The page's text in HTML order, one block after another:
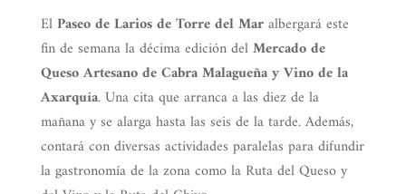
ElPaseo de Larios de Torre del Maralbergará este
fin de semana la décima edición delMercado de
Queso Artesano de Cabra Malagueña y Vino de la
Axarquía. Una cita que arranca a las diez de la
mañana y se alarga hasta las seis de la tarde. Además,
contará con diversas actividades paralelas para difundir
la gastronomía de la zona como la Ruta del Queso y